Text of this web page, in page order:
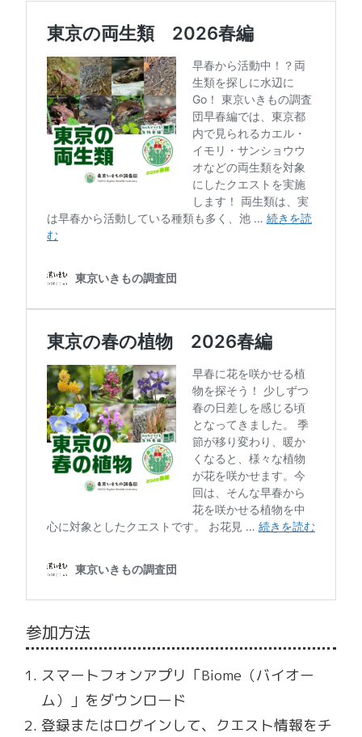
参加方法
スマートフォンアプリ「Biome（バイオー
ム）」をダウンロード
登録またはログインして、クエスト情報をチ